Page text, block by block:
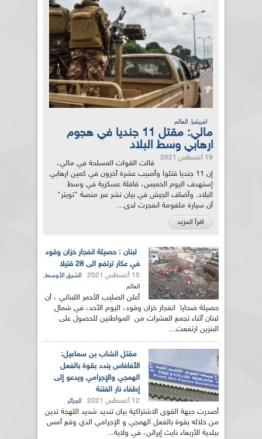
افريقيا, العالم
مالي: مقتل 11 جنديا في هجوم
ارهابي وسط البلاد
19 أغسطس 2021
قالت القوات المسلحة في مالي،
إن 11 جنديا قتلوا وأصيب عشرة آخرون في كمين ارهابي
إستهدف اليوم الخميس، قافلة عسكرية في وسط
البلاد. وأضاف الجيش في بيان نشر عبر منصة "تويتر"
أن سيارة ملغومة انفجرت لدى...
اقرأ المزيد
لبنان : حصيلة انفجار خزان وقود
في عكار ترتفع الى 28 قتيلا
15 أغسطس 2021 الشرق الأوسط,
العالم
أعلن الصليب الأحمر اللبناني ، أن
حصيلة ضحايا انفجار خزان وقود، اليوم الأحد، في شمال
لبنان أثناء تجمع العشرات من المواطنين للحصول على
البنزين ارتفعت...
مقتل الشاب بن سماعيل:
الأفافاس يندد بقوة بالفعل
الهمجي والإجرامي ويدعو إلى
إطفاء نار الفتنة
12 أغسطس 2021 الجزائر
أصدرت جبهة القوى الاشتراكية بيان تنديد شديد اللهجة تدين
من خلاله بقوة بالفعل الهمجي و الإجرامي الذي وقع أمس
ببلدية الأربعاء نايث إيراثن، في ولاية...